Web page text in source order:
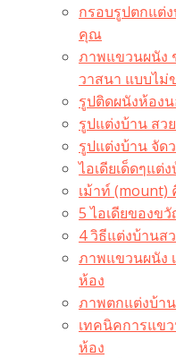
กรอบรูปตกแต่
คุณ
ภาพแขวนผนัง
วาสนา แบบไม่
รูปติดผนังห้อง
รูปแต่งบ้าน สว
รูปแต่งบ้าน จัด
ไอเดียเด็ดๆแต่
เม้าท์ (mount)
5 ไอเดียของข
4 วิธีแต่งบ้านส
ภาพแขวนผนัง
ห้อง
ภาพตกแต่งบ้า
เทคนิคการแข
ห้อง